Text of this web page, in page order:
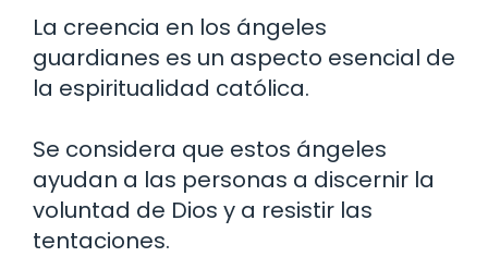
La creencia en los ángeles
guardianes es un aspecto esencial de
la espiritualidad católica.
Se considera que estos ángeles
ayudan a las personas a discernir la
voluntad de Dios y a resistir las
tentaciones.